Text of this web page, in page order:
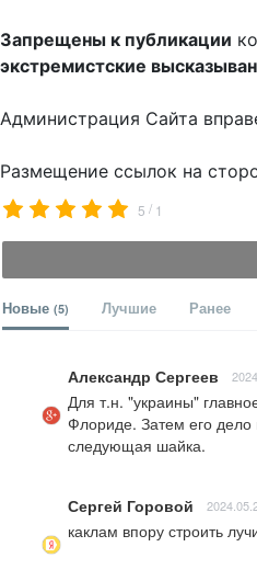
Запрещены к публикации
экстремистские
Администрация Сайта
Размещение ссылок на
5 / 1
Новые (5) Лучшие Ранее
Александр Сергеев
Для т.н. "украины"
Флориде. Затем его дело
следующая шайка.
Сергей Горовой
каклам впору строить